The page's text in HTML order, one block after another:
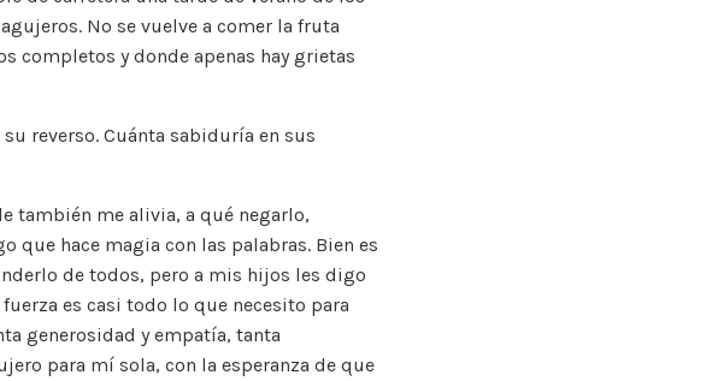
No se vuelve a comer la fruta
completos y donde apenas hay grietas
reverso. Cuánta sabiduría en sus
también me alivia, a qué negarlo,
que hace magia con las palabras. Bien es
de todos, pero a mis hijos les digo
es casi todo lo que necesito para
generosidad y empatía, tanta
para mí sola, con la esperanza de que